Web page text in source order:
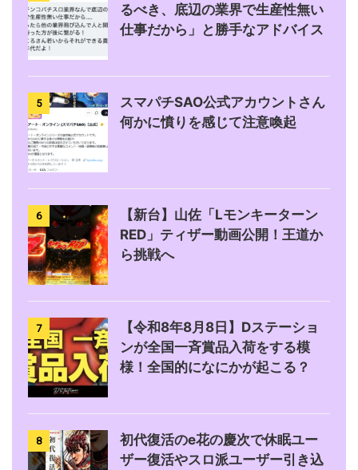
るべき、底辺の業界で生産性無い
仕事だから」と勝手なアドバイス
5
スマパチSAO公式アカウントさん
何かに憤りを感じて注意喚起
6
【新台】山佐「Lモンキーターン
RED」ティザー動画公開！王道か
ら挑戦へ
7
【令和8年8月8日】Dステーショ
ンが全国一斉賞品入荷をする模
様！全国的になにかが起こる？
8
初代復活のe花の慶次で休眠ユー
ザー復活やスロ派ユーザー引き込